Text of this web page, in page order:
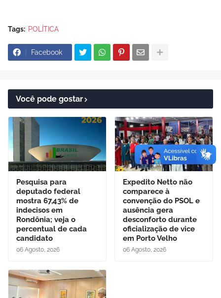
Tags: POLÍTICA
Facebook
Você pode gostar
Pesquisa para
deputado federal
mostra 67,43% de
indecisos em
Rondônia; veja o
percentual de cada
candidato
06 Agosto, 2026
Expedito Netto não
comparece à
convenção do PSOL e
ausência gera
desconforto durante
oficialização de vice
em Porto Velho
06 Agosto, 2026